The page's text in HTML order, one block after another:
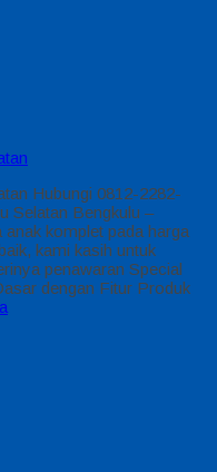
Hubungi 0812-2282-
Selatan Bengkulu –
komplet pada harga
kami kasih untuk
penawaran Special
dengan Fitur Produk